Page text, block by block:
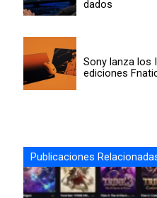
dados
Sony lanza los
ediciones
Publicaciones